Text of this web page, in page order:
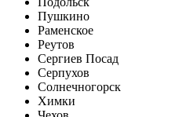
Пушкино
Раменское
Реутов
Сергиев Посад
Серпухов
Солнечногорск
Химки